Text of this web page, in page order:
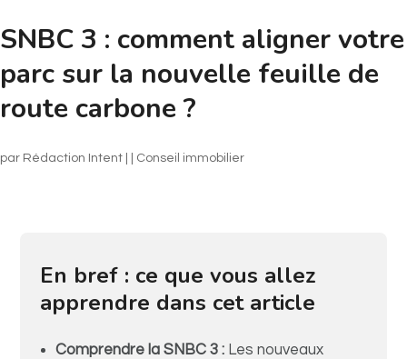
SNBC 3 : comment aligner votre
parc sur la nouvelle feuille de
route carbone ?
par Rédaction Intent Conseil immobilier​
En bref : ce que vous allez
apprendre dans cet article
Comprendre la SNBC 3 : Les nouveaux